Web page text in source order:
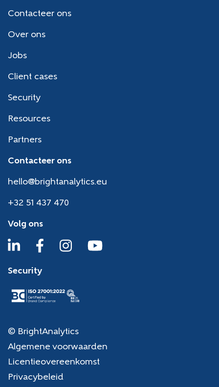
Contacteer ons
Over ons
Jobs
Client cases
Security
Resources
Partners
Contacteer ons
hello@brightanalytics.eu
+32 51 437 470
Volg ons
Security
© BrightAnalytics
Algemene voorwaarden
Licentieovereenkomst
Privacybeleid